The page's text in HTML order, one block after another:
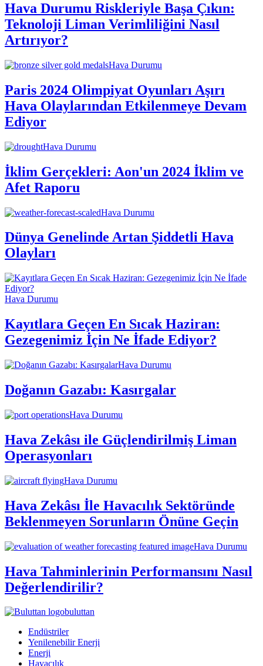
Hava Durumu Riskleriyle Başa Çıkın:
Teknoloji Liman Verimliliğini Nasıl
Artırıyor?
Hava Durumu
Paris 2024 Olimpiyat Oyunları Aşırı
Hava Olaylarından Etkilenmeye Devam
Ediyor
Hava Durumu
İklim Gerçekleri: Aon'un 2024 İklim ve
Afet Raporu
Hava Durumu
Dünya Genelinde Artan Şiddetli Hava
Olayları
Hava Durumu
Kayıtlara Geçen En Sıcak Haziran:
Gezegenimiz İçin Ne İfade Ediyor?
Hava Durumu
Doğanın Gazabı: Kasırgalar
Hava Durumu
Hava Zekâsı ile Güçlendirilmiş Liman
Operasyonları
Hava Durumu
Hava Zekâsı İle Havacılık Sektöründe
Beklenmeyen Sorunların Önüne Geçin
Hava Durumu
Hava Tahminlerinin Performansını Nasıl
Değerlendirilir?
buluttan
Endüstriler
Yenilenebilir Enerji
Enerji
Havacılık